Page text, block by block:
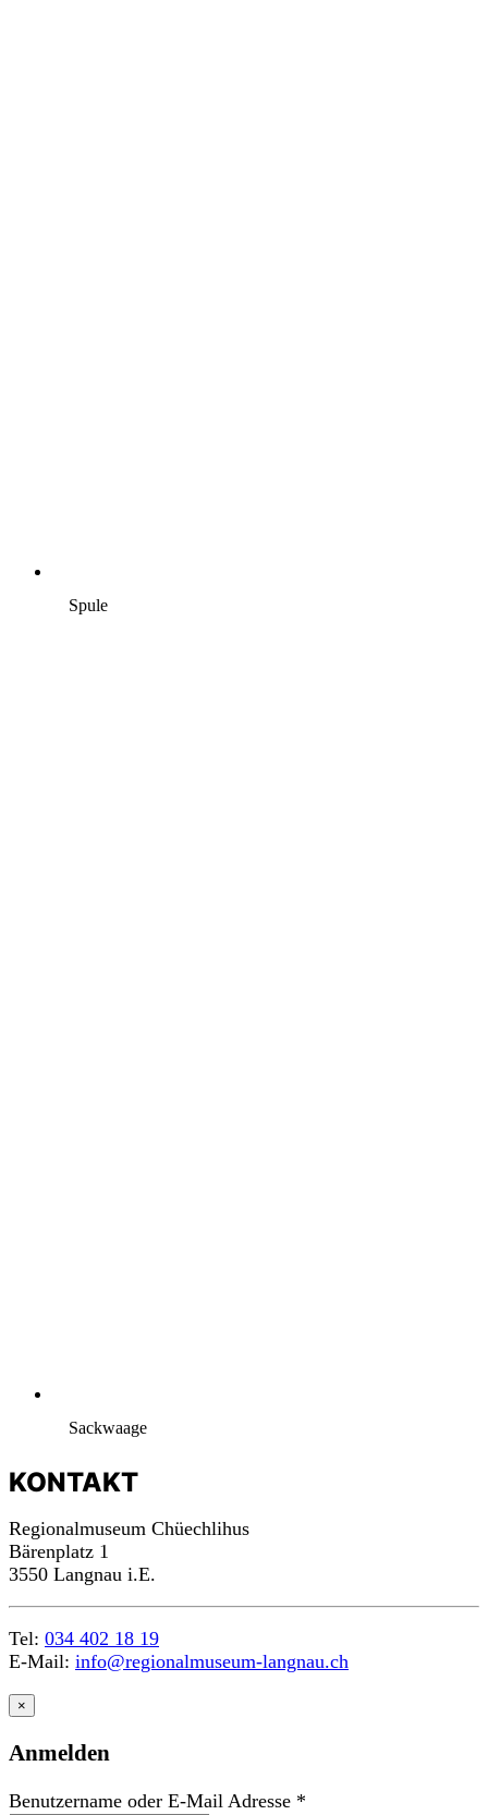
Spule
Sackwaage
KONTAKT
Regionalmuseum Chüechlihus
Bärenplatz 1
3550 Langnau i.E.
Tel: 034 402 18 19
E-Mail: info@regionalmuseum-langnau.ch
×
Anmelden
Benutzername oder E-Mail Adresse *